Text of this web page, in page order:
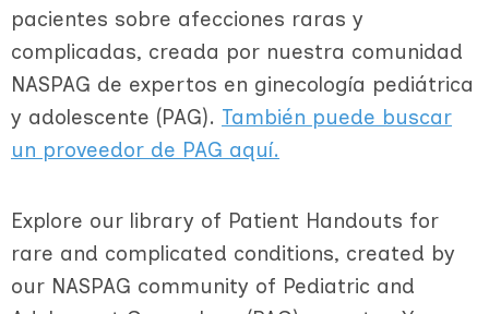
pacientes sobre afecciones raras y
complicadas, creada por nuestra comunidad
NASPAG de expertos en ginecología pediátrica
y adolescente (PAG). También puede buscar
un proveedor de PAG aquí.
Explore our library of Patient Handouts for
rare and complicated conditions, created by
our NASPAG community of Pediatric and